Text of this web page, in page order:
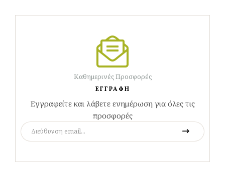
Καθημερινές Προσφορές
ΕΓΓΡΑΦΗ
Εγγραφείτε και λάβετε ενημέρωση για όλες τις
προσφορές